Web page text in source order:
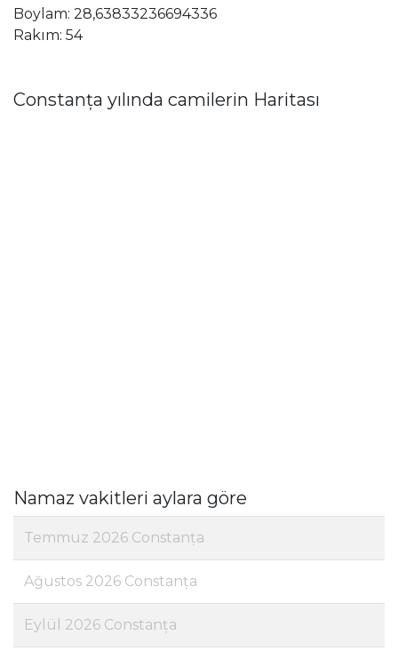
Boylam: 28,63833236694336
Rakım: 54
Constanța yılında camilerin Haritası
Namaz vakitleri aylara göre
Temmuz 2026 Constanța
Ağustos 2026 Constanța
Eylül 2026 Constanța